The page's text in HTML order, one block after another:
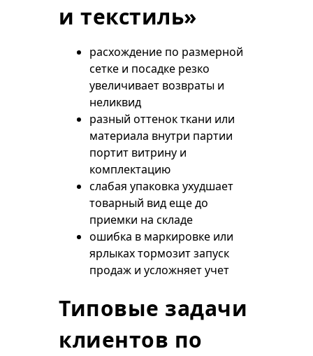
и текстиль»
расхождение по размерной
сетке и посадке резко
увеличивает возвраты и
неликвид
разный оттенок ткани или
материала внутри партии
портит витрину и
комплектацию
слабая упаковка ухудшает
товарный вид еще до
приемки на складе
ошибка в маркировке или
ярлыках тормозит запуск
продаж и усложняет учет
Типовые задачи
клиентов по